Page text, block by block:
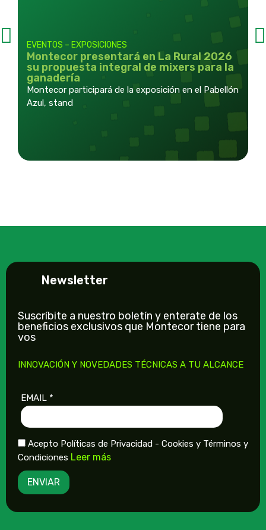
EVENTOS – EXPOSICIONES
Montecor presentará en La Rural 2026
su propuesta integral de mixers para la
ganadería
Montecor participará de la exposición en el Pabellón
Azul, stand
Newsletter
Suscríbite a nuestro boletín y enterate de los
beneficios exclusivos que Montecor tiene para
vos
INNOVACIÓN Y NOVEDADES TÉCNICAS A TU ALCANCE
EMAIL
Acepto Políticas de Privacidad - Cookies y Términos y
Condiciones Leer más
ENVIAR